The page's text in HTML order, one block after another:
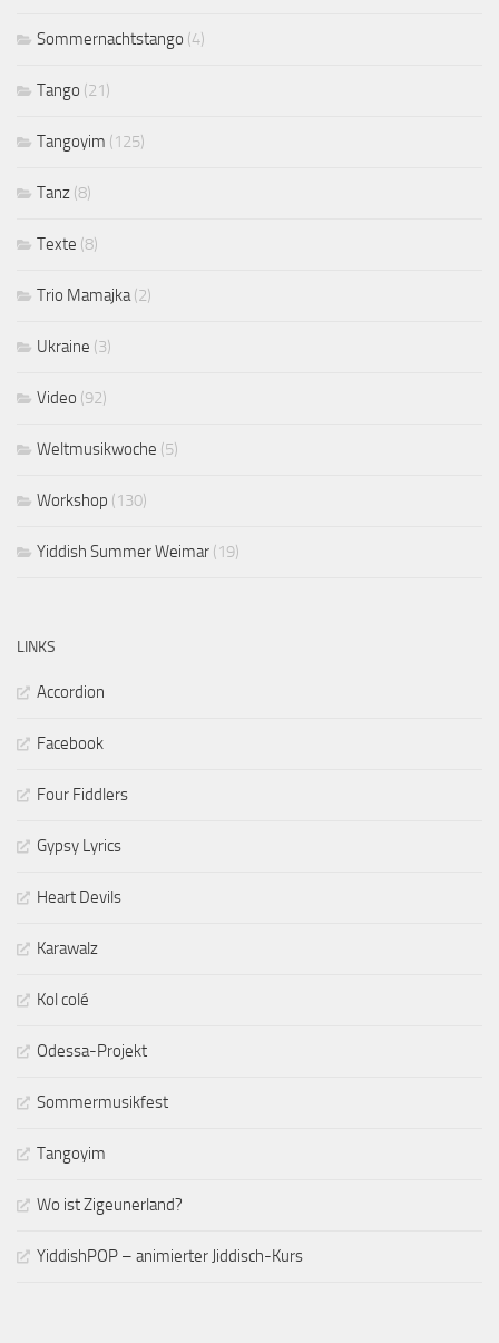
Sommernachtstango (4)
Tango (21)
Tangoyim (125)
Tanz (8)
Texte (8)
Trio Mamajka(2)
Ukraine (3)
Video (92)
Weltmusikwoche (5)
Workshop (130)
Yiddish Summer Weimar (19)
LINKS
Accordion
Facebook
Four Fiddlers
Gypsy Lyrics
Heart Devils
Karawalz
Kol colé
Odessa-Projekt
Sommermusikfest
Tangoyim
Wo ist Zigeunerland?
YiddishPOP – animierter Jiddisch-Kurs